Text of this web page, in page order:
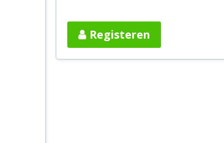
Registeren